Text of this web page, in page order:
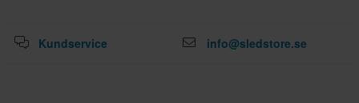
Kundservice info@sledstore.se